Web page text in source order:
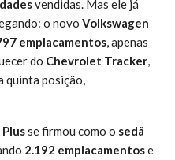
vendidas. Mas ele já
o novo Volkswagen
emplacamentos, apenas
do Chevrolet Tracker,
quinta posição,
se firmou como o sedã
2.192 emplacamentose